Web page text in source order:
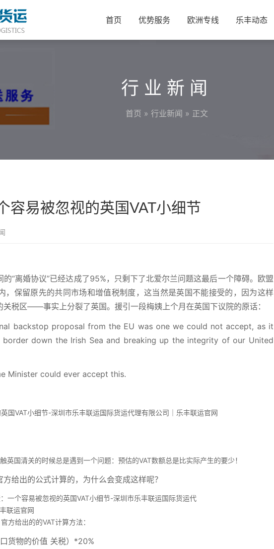
首页 优势服务 欧洲专线 乐丰动态
行业新闻
首页 » 行业新闻 » 正文
容易被忽视的英国VAT小细节
“离婚协议”已经达成了95%，只剩下了北爱尔兰问题这最后一个障碍。欧盟
，保留原先的共同市场和增值税制度，这当然是英国不能接受的，因为这样
税区——事实上分裂了英国。援引一段梅姨上个月在英国下议院的原话：
backstop proposal from the EU was one we could not accept, as it
down the Irish Sea and breaking up the integrity of our United
Minister could ever accept this.
英国清关的时候总是遇到一个问题：预估的VAT数额总是比实际产生的要少！
给出的公式计算的，为什么会变成这样呢？
方给出的的VAT计算方法：
货物的价值 关税）*20%